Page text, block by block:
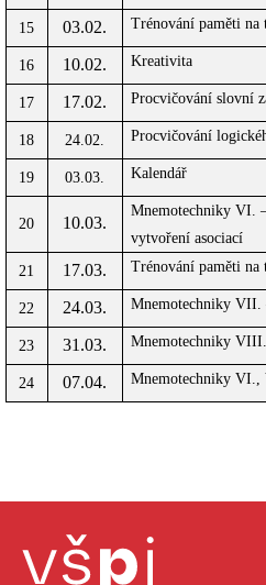
15 03.02. Trénování paměti na
16 10.02. Kreativita
17 17.02. Procvičování slovní
18 24.02. Procvičování
19 03.03. Kalendář
20 10.03.
Mnemotechniky VI.
vytvoření asociací
21
17.03. Trénování paměti na
22 24.03. Mnemotechniky VII.
23 31.03. Mnemotechniky
24 07.04. Mnemotechniky